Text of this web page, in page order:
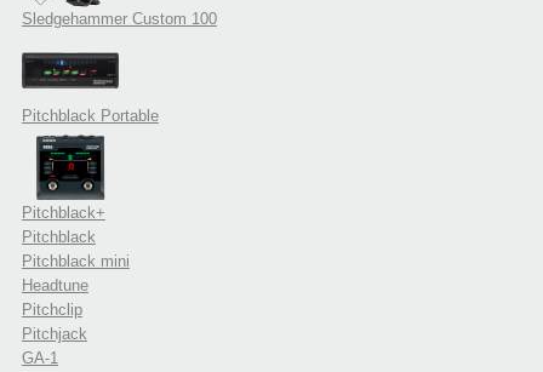
Sledgehammer Custom 100
Pitchblack Portable
Pitchblack+
Pitchblack
Pitchblack mini
Headtune
Pitchclip
Pitchjack
GA-1